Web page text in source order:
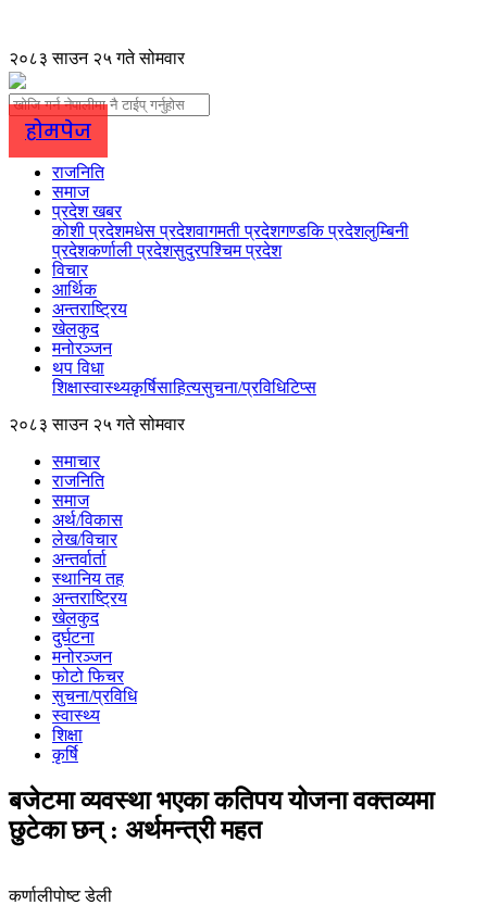
२०८३ साउन २५ गते सोमवार
होमपेज
राजनिति
समाज
प्रदेश खबर
कोशी प्रदेशमधेस प्रदेशवागमती प्रदेशगण्डकि प्रदेशलुम्बिनी
प्रदेशकर्णाली प्रदेशसुदुरपश्चिम प्रदेश
विचार
आर्थिक
अन्तराष्ट्रिय
खेलकुद
मनोरञ्जन
थप विधा
शिक्षास्वास्थ्यकृर्षिसाहित्यसुचना/प्रविधिटिप्स
२०८३ साउन २५ गते सोमवार
समाचार
राजनिति
समाज
अर्थ/विकास
लेख/विचार
अन्तर्वार्ता
स्थानिय तह
अन्तराष्ट्रिय
खेलकुद
दुर्घटना
मनोरञ्जन
फोटो फिचर
सुचना/प्रविधि
स्वास्थ्य
शिक्षा
कृर्षि
बजेटमा व्यवस्था भएका कतिपय योजना वक्तव्यमा
छुटेका छन् : अर्थमन्त्री महत
कर्णालीपोष्ट डेली